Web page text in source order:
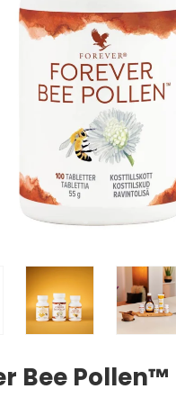
Bee Pollen™